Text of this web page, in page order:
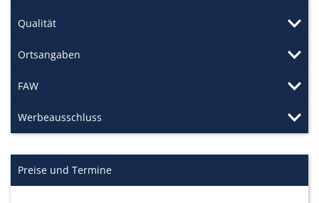
Qualität
Ortsangaben
FAW
Werbeausschluss
Preise und Termine